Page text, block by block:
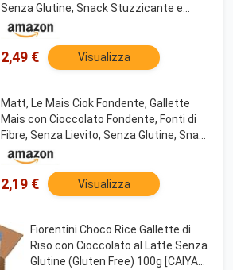
Senza Glutine, Snack Stuzzicante e
Alternativo, Confezione da 100 g
2,49 € Visualizza
Matt, Le Mais Ciok Fondente, Gallette
Mais con Cioccolato Fondente, Fonti di
Fibre, Senza Lievito, Senza Glutine, Snack
Stuzzicante e Alternativo, Confezione da
100 g
2,19 € Visualizza
Fiorentini Choco Rice Gallette di
Riso con Cioccolato al Latte Senza
Glutine (Gluten Free) 100g [CAIYA®